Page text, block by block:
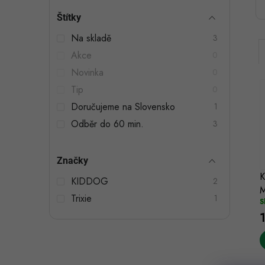
a
Štítky
Na skladě 3
Akce
Novinka
Tip
Doručujeme na Slovensko 1
Odběr do 60 min. 3
Značky
KIDDOG 2
Trixie 1
r
r